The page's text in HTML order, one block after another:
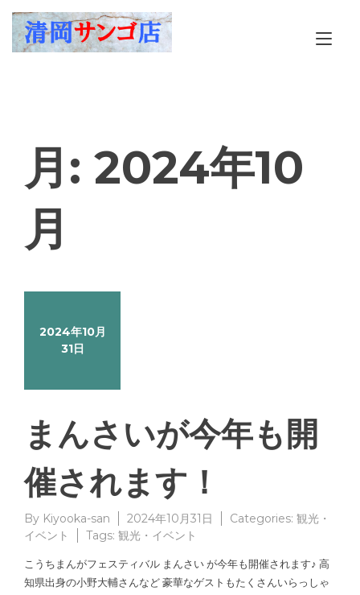
content
月: 2024年10
月
2024年10月
31日
まんさいが今年も開
催されます！
By Kiyooka-san 2024年10月31日 Categories: 観光・
イベント
Tags: 観光・イベント
こうちまんがフェスティバル まんさい が今年も開催されます♪ 高
知県出身の小野大輔さんなど 豪華なゲストもたくさんいらっしゃ